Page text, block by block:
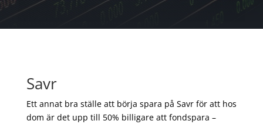
Savr
Ett annat bra ställe att börja spara på Savr för att hos
dom är det upp till 50% billigare att fondspara –